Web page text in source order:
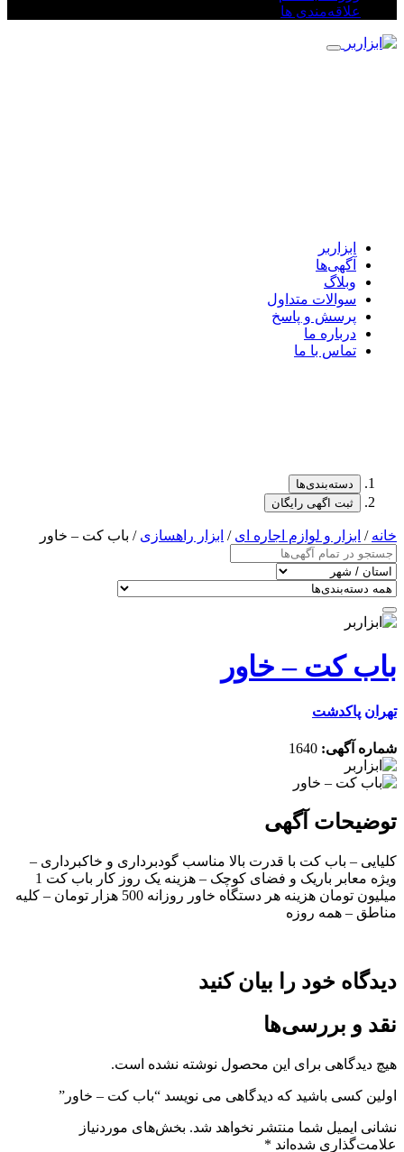
علاقه‌مندی ها
ابزاربر
آگهی‌ها
وبلاگ
سوالات متداول
پرسش و پاسخ
درباره ما
تماس با ما
دسته‌بندی‌ها
ثبت اگهی رایگان
خانه/ ابزار و لوازم اجاره ای/ ابزار راهسازی/ باب کت – خاور
باب کت – خاور
تهران پاکدشت
شماره آگهی: 1640
توضیحات آگهی
کلیایی – باب کت با قدرت بالا مناسب گودبرداری و خاکبرداری –
ویژه معابر باریک و فضای کوچک – هزینه یک روز کار باب کت 1
میلیون تومان هزینه هر دستگاه خاور روزانه 500 هزار تومان – کلیه
مناطق – همه روزه
دیدگاه خود را بیان کنید
نقد و بررسی‌ها
هیچ دیدگاهی برای این محصول نوشته نشده است.
اولین کسی باشید که دیدگاهی می نویسد “باب کت – خاور”
نشانی ایمیل شما منتشر نخواهد شد. بخش‌های موردنیاز
علامت‌گذاری شده‌اند *